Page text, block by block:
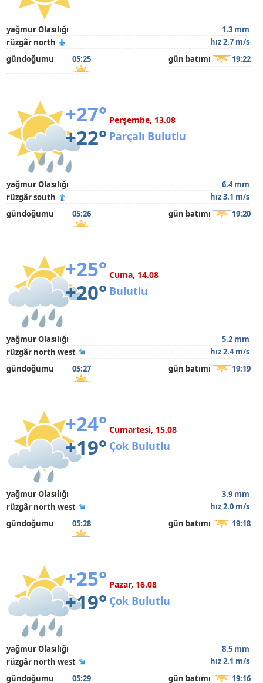
yağmur Olasılığı
1.3 mm
rüzgâr north
hız 2.7 m/s
gündoğumu
05:25 gün batımı 19:22
+27°
+22°
Perşembe, 13.08
Parçalı Bulutlu
yağmur Olasılığı
6.4 mm
rüzgâr south
hız 3.1 m/s
gündoğumu
05:26 gün batımı 19:20
+25°
+20°
Cuma, 14.08
Bulutlu
yağmur Olasılığı
5.2 mm
rüzgâr north west
hız 2.4 m/s
gündoğumu
05:27 gün batımı 19:19
+24°
+19°
Cumartesi, 15.08
Çok Bulutlu
yağmur Olasılığı
3.9 mm
rüzgâr north west
hız 2.0 m/s
gündoğumu
05:28 gün batımı 19:18
+25°
+19°
Pazar, 16.08
Çok Bulutlu
yağmur Olasılığı
8.5 mm
rüzgâr north west
hız 2.1 m/s
gündoğumu
05:29 gün batımı 19:16